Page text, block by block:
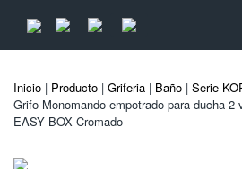
Inicio | Producto | Griferia | Baño | Serie
Grifo Monomando empotrado para ducha
EASY BOX Cromado